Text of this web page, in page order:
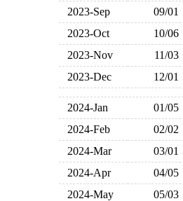
2023-Sep
09/01
2023-Oct
10/06
2023-Nov
11/03
2023-Dec
12/01
2024-Jan 01/05
2024-Feb
02/02
2024-Mar
03/01
2024-Apr
04/05
2024-May
05/03